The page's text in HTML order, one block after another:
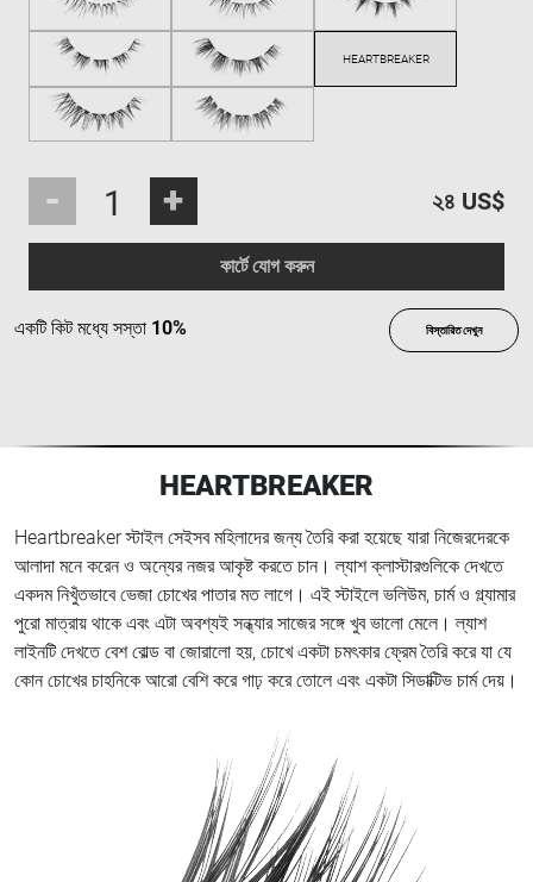
- + ২৪ US$
কার্টে যোগ করুন
একটি কিট মধ্যে সস্তা 10% বিস্তারিত দেখুন
HEARTBREAKER
Heartbreaker স্টাইল সেইসব মহিলাদের জন্য তৈরি করা হয়েছে যারা নিজেরদেরকে
আলাদা মনে করেন ও অন্যের নজর আকৃষ্ট করতে চান। ল্যাশ ক্লাস্টারগুলিকে দেখতে
একদম নিখুঁতভাবে ভেজা চোখের পাতার মত লাগে। এই স্টাইলে ভলিউম, চার্ম ও গ্ল্যামার
পুরো মাত্রায় থাকে এবং এটা অবশ্যই সন্ধ্যার সাজের সঙ্গে খুব ভালো মেলে। ল্যাশ
লাইনটি দেখতে বেশ বোল্ড বা জোরালো হয়, চোখে একটা চমৎকার ফ্রেম তৈরি করে যা যে
কোন চোখের চাহনিকে আরো বেশি করে গাঢ় করে তোলে এবং একটা সিডাক্টিভ চার্ম দেয়।